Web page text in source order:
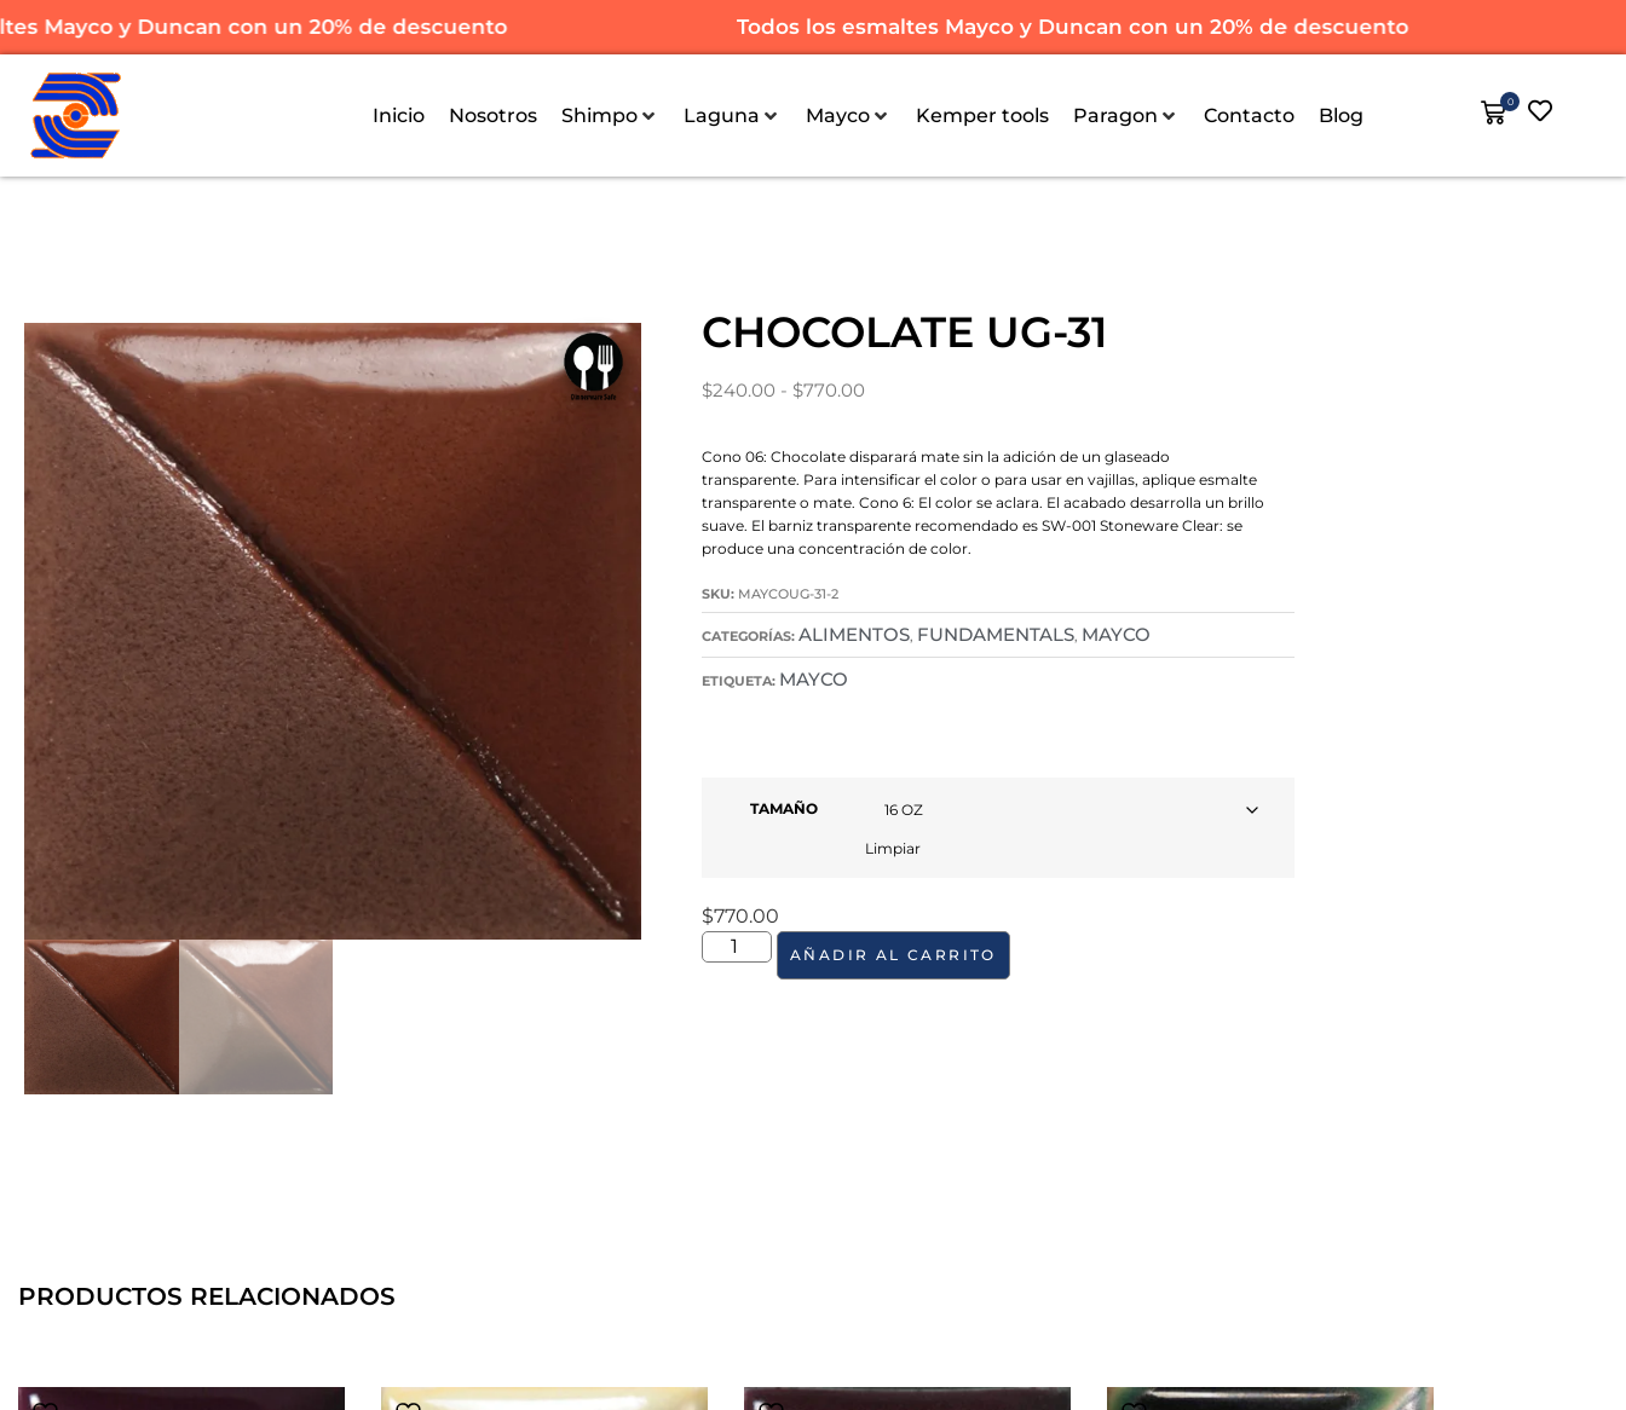
y Duncan con un 20% de descuento Todos los esmaltes Mayco y Duncan con un 20% de descuento
Inicio Nosotros Shimpo Laguna Mayco Kemper tools Paragon Contacto Blog
0
CHOCOLATE UG-31
$240.00 - $770.00
Cono 06: Chocolate disparará mate sin la adición de un glaseado
transparente. Para intensificar el color o para usar en vajillas, aplique esmalte
transparente o mate. Cono 6: El color se aclara. El acabado desarrolla un brillo
suave. El barniz transparente recomendado es SW-001 Stoneware Clear: se
produce una concentración de color.
SKU: MAYCOUG-31-2
CATEGORÍAS: ALIMENTOS, FUNDAMENTALS, MAYCO
ETIQUETA: MAYCO
TAMAÑO
Limpiar
$770.00
AÑADIR AL CARRITO
PRODUCTOS RELACIONADOS